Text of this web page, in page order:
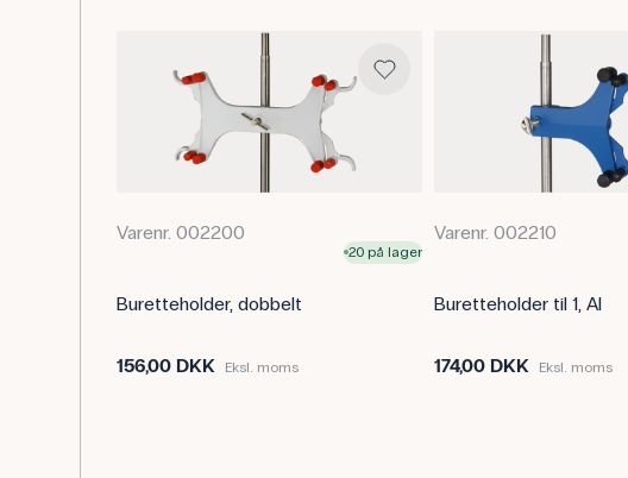
Varenr. 002200
20 på lager
Buretteholder, dobbelt
156,00 DKK Eksl. moms
Varenr. 002210
Buretteholder til 1, Al
174,00 DKK Eksl. moms